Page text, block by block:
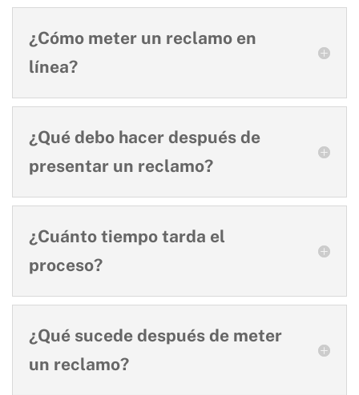
¿Cómo meter un reclamo en
línea?
¿Qué debo hacer después de
presentar un reclamo?
¿Cuánto tiempo tarda el
proceso?
¿Qué sucede después de meter
un reclamo?